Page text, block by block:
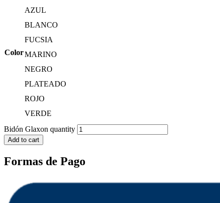
Color
AZUL
BLANCO
FUCSIA
MARINO
NEGRO
PLATEADO
ROJO
VERDE
Bidón Glaxon quantity
Add to cart
Formas de Pago